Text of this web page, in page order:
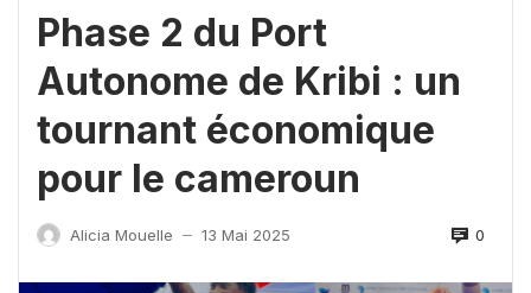
Phase 2 du Port
Autonome de Kribi : un
tournant économique
pour le cameroun
Alicia Mouelle — 13 Mai 2025 0